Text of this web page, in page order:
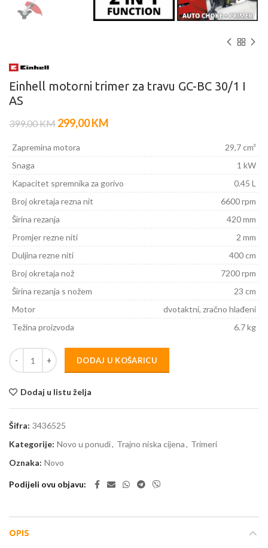
Einhell motorni trimer za travu GC-BC 30/1 I
AS
399,00KM 299,00KM
Zapremina motora
29,7 cm³
Snaga
1 kW
Kapacitet spremnika za gorivo
0.45 L
Broj okretaja rezna nit
6600 rpm
Širina rezanja
420 mm
Promjer rezne niti
2 mm
Duljina rezne niti
400 cm
Broj okretaja nož
7200 rpm
Širina rezanja s nožem
23 cm
Motor
dvotaktni, zračno hlađeni
Težina proizvoda
6.7 kg
DODAJ U KOŠARICU
Dodaj u listu želja
Šifra: 3436525
Kategorije: Novo u ponudi, Trajno niska cijena, Trimeri
Oznaka: Novo
Podijeli ovu objavu
OPIS